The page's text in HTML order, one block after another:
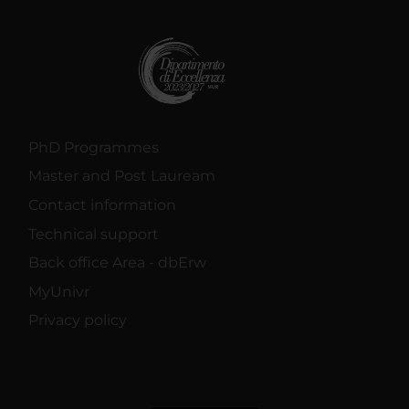
PhD Programmes
Master and Post Lauream
Contact information
Technical support
Back office Area - dbErw
MyUnivr
Privacy policy